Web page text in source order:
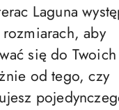
Laguna
aby
się do
od tego, czy